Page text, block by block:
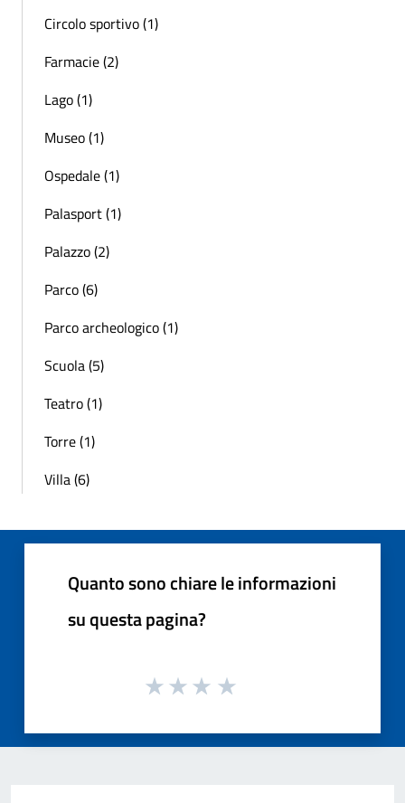
Circolo sportivo (1)
Farmacie (2)
Lago (1)
Museo (1)
Ospedale (1)
Palasport (1)
Palazzo (2)
Parco (6)
Parco archeologico (1)
Scuola (5)
Teatro (1)
Torre (1)
Villa (6)
Quanto sono chiare le informazioni
su questa pagina?